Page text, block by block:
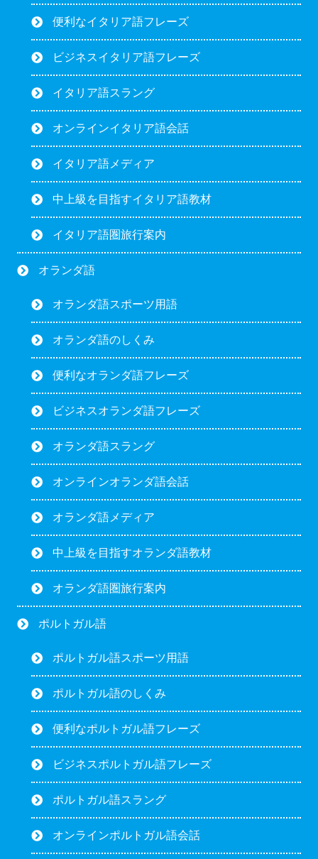
便利なイタリア語フレーズ
ビジネスイタリア語フレーズ
イタリア語スラング
オンラインイタリア語会話
イタリア語メディア
中上級を目指すイタリア語教材
イタリア語圏旅行案内
オランダ語
オランダ語スポーツ用語
オランダ語のしくみ
便利なオランダ語フレーズ
ビジネスオランダ語フレーズ
オランダ語スラング
オンラインオランダ語会話
オランダ語メディア
中上級を目指すオランダ語教材
オランダ語圏旅行案内
ポルトガル語
ポルトガル語スポーツ用語
ポルトガル語のしくみ
便利なポルトガル語フレーズ
ビジネスポルトガル語フレーズ
ポルトガル語スラング
オンラインポルトガル語会話